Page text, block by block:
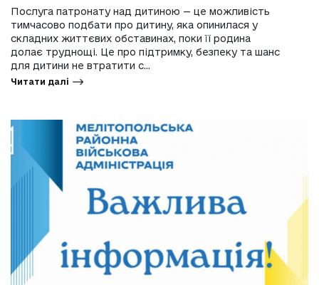
Послуга патронату над дитиною — це можливість
тимчасово подбати про дитину, яка опинилася у
складних життєвих обставинах, поки її родина
долає труднощі. Це про підтримку, безпеку та шанс
для дитини не втратити с...
Читати далі